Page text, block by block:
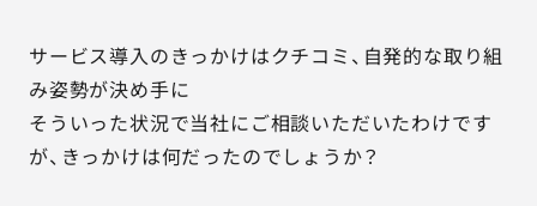
サービス導入のきっかけはクチコミ、自発的な取り組
み姿勢が決め手に
そういった状況で当社にご相談いただいたわけです
が、きっかけは何だったのでしょうか？